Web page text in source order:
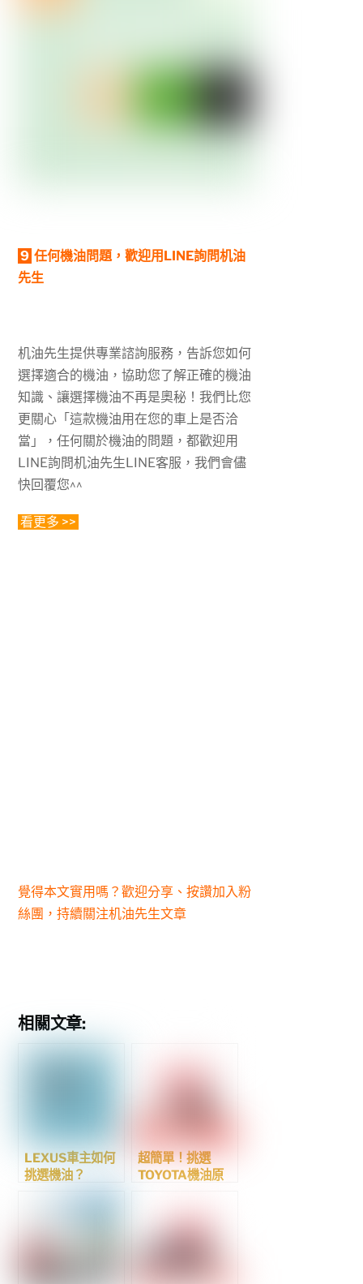
9 任何機油問題，歡迎用LINE詢問机油
先生
机油先生提供專業諮詢服務，告訴您如何
選擇適合的機油，協助您了解正確的機油
知識、讓選擇機油不再是奧秘！我們比您
更關心「這款機油用在您的車上是否洽
當」，任何關於機油的問題，都歡迎用
LINE詢問机油先生LINE客服，我們會儘
快回覆您^^
看更多 >>
覺得本文實用嗎？歡迎分享、按讚加入粉
絲團，持續關注机油先生文章
相關文章:
LEXUS車主如何
挑選機油？
超簡單！挑選
TOYOTA機油原